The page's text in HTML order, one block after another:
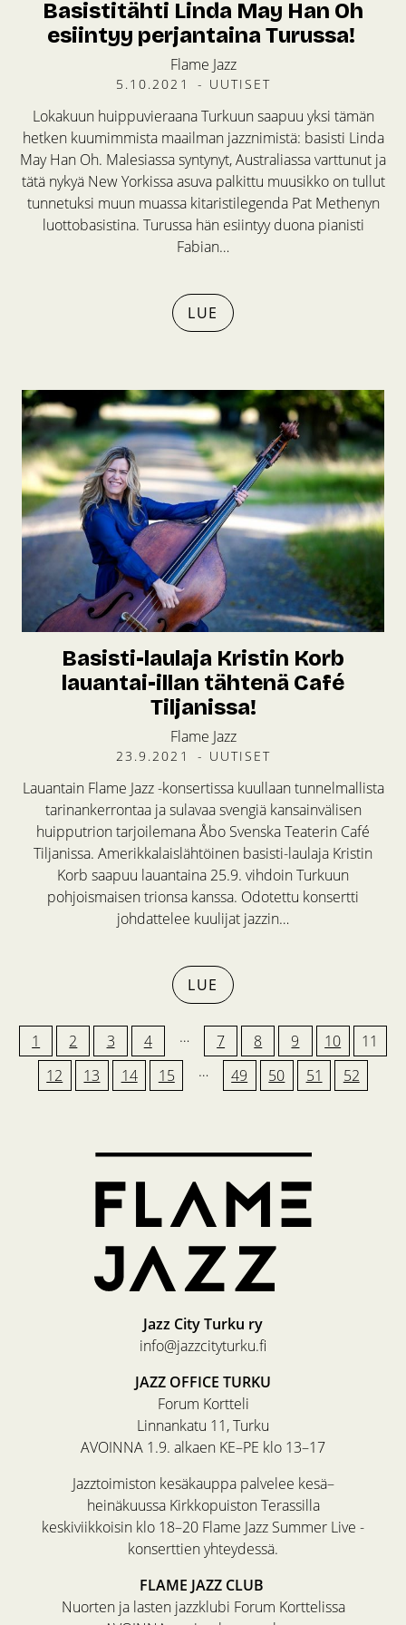
Basistitähti Linda May Han Oh
esiintyy perjantaina Turussa!
Flame Jazz
5.10.2021 - UUTISET
Lokakuun huippuvieraana Turkuun saapuu yksi tämän
hetken kuumimmista maailman jazznimistä: basisti Linda
May Han Oh. Malesiassa syntynyt, Australiassa varttunut ja
tätä nykyä New Yorkissa asuva palkittu muusikko on tullut
tunnetuksi muun muassa kitaristilegenda Pat Methenyn
luottobasistina. Turussa hän esiintyy duona pianisti
Fabian…
LUE
Basisti-laulaja Kristin Korb
lauantai-illan tähtenä Café
Tiljanissa!
Flame Jazz
23.9.2021 - UUTISET
Lauantain Flame Jazz -konsertissa kuullaan tunnelmallista
tarinankerrontaa ja sulavaa svengiä kansainvälisen
huipputrion tarjoilemana Åbo Svenska Teaterin Café
Tiljanissa. Amerikkalaislähtöinen basisti-laulaja Kristin
Korb saapuu lauantaina 25.9. vihdoin Turkuun
pohjoismaisen trionsa kanssa. Odotettu konsertti
johdattelee kuulijat jazzin…
LUE
1 2 3 4 … 7 8 9 10
11
12
13 14 15 … 49 50 51 52
Jazz City Turku ry
info@jazzcityturku.fi
JAZZ OFFICE TURKU
Forum Kortteli
Linnankatu 11, Turku
AVOINNA 1.9. alkaen KE–PE klo 13–17
Jazztoimiston kesäkauppa palvelee kesä–
heinäkuussa Kirkkopuiston Terassilla
keskiviikkoisin klo 18–20 Flame Jazz Summer Live -
konserttien yhteydessä.
FLAME JAZZ CLUB
Nuorten ja lasten jazzklubi Forum Korttelissa